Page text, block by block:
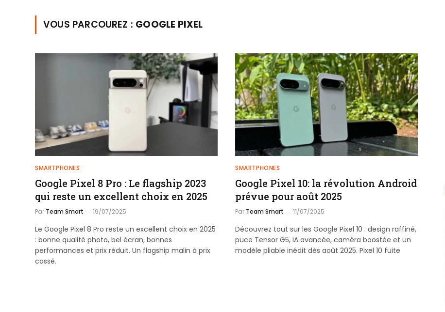
VOUS PARCOUREZ : GOOGLE PIXEL
SMARTPHONES
Google Pixel 8 Pro : Le flagship 2023
qui reste un excellent choix en 2025
Par Team Smart 19/07/2025
Le Google Pixel 8 Pro reste un excellent choix en 2025
: bonne qualité photo, bel écran, bonnes
performances et prix réduit. Un flagship malin à prix
cassé.
SMARTPHONES
Google Pixel 10: la révolution Android
prévue pour août 2025
Par Team Smart 11/07/2025
Découvrez tout sur les Google Pixel 10 : design raffiné,
puce Tensor G5, IA avancée, caméra boostée et un
modèle pliable inédit dès août 2025. Pixel 10 fuite